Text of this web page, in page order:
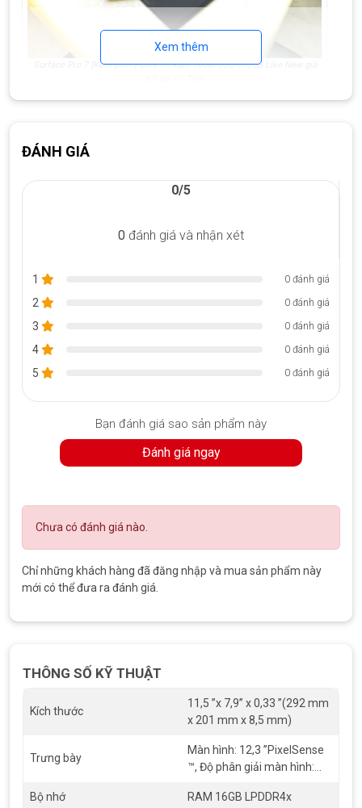
Surface Pro 7 [Kèm phím] Core i7/Ram 16GB/SSD 512GB Like New giá
Trí Tiến bán Surface Pro 7 [Kèm phím] Core i7/Ram 16GB/SSD 512GB
Xem thêm
ĐÁNH GIÁ
0/5
0 đánh giá và nhận xét
1 0 đánh giá
2 0 đánh giá
3 0 đánh giá
4 0 đánh giá
5 0 đánh giá
Bạn đánh giá sao sản phẩm này
Đánh giá ngay
Chưa có đánh giá nào.
Chỉ những khách hàng đã đăng nhập và mua sản phẩm này
mới có thể đưa ra đánh giá.
THÔNG SỐ KỸ THUẬT
Kích thước
11,5 ”x 7,9” x 0,33 ”(292 mm
x 201 mm x 8,5 mm)
Trưng bày
Màn hình: 12,3 ”PixelSense
™, Độ phân giải màn hình:
co: 3: 2, Cảm ứng: cảm ứng
Bộ nhớ RAM 16GB LPDDR4x